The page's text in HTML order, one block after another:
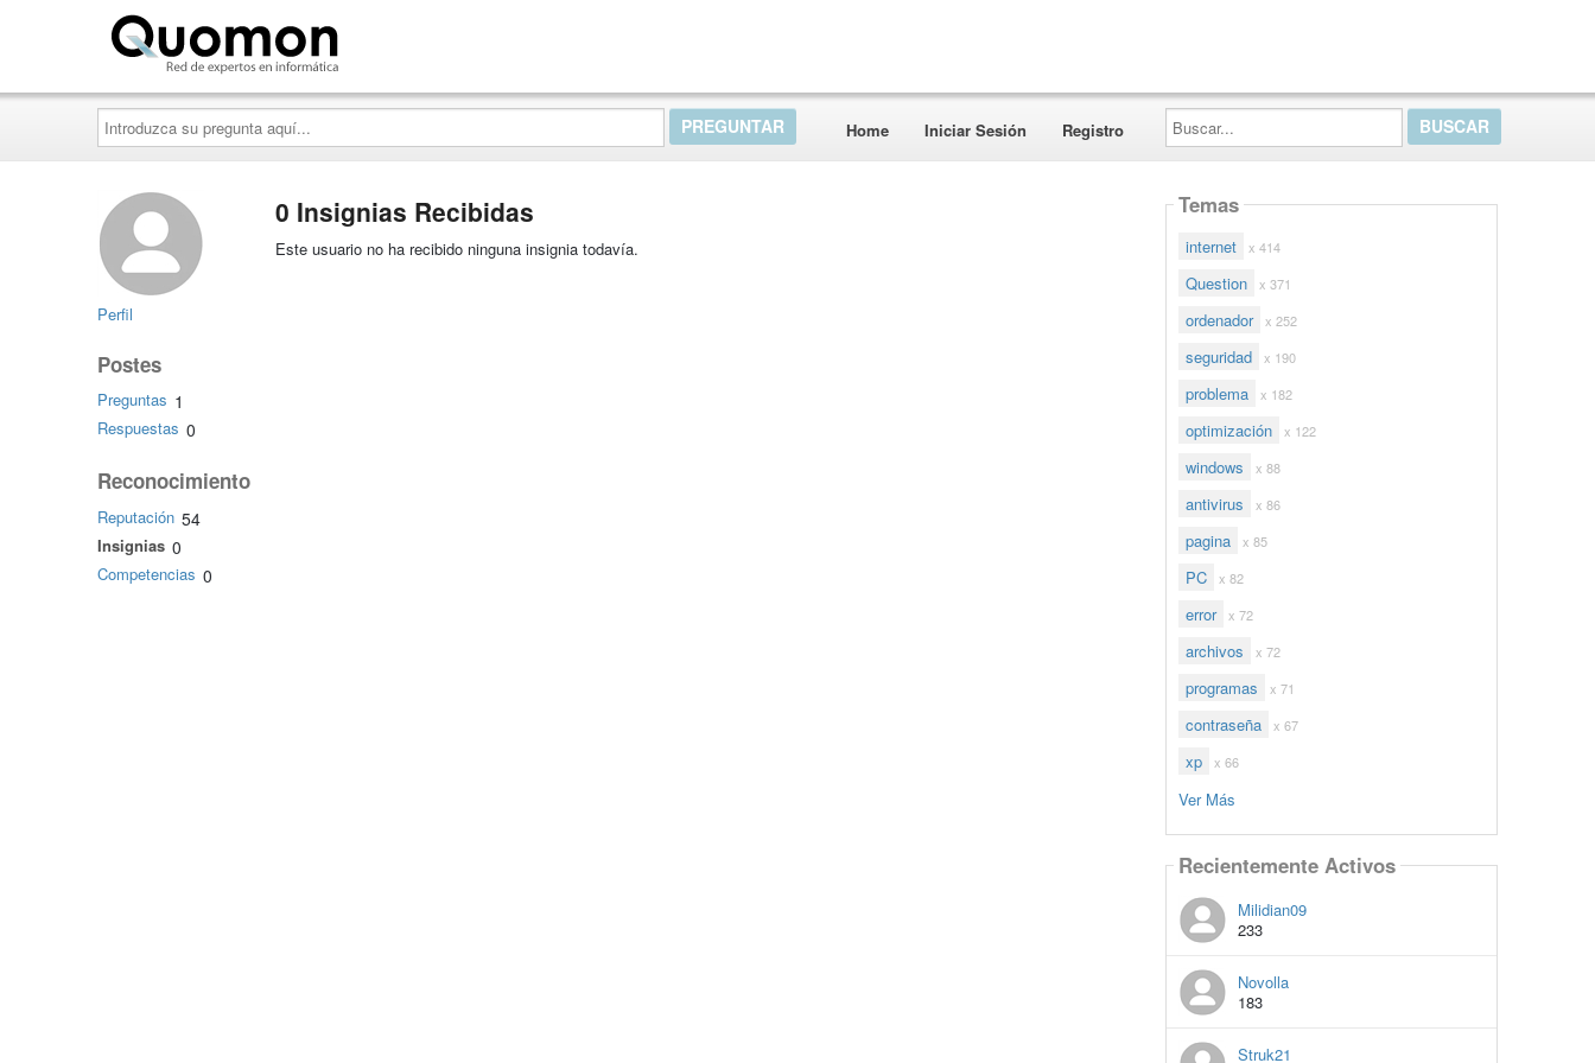
Introduzca
su
pregunta
aquí...
Home Iniciar Sesión Registro
Buscar...
Perfil
Postes
Preguntas 1
Respuestas 0
Reconocimiento
Reputación 54
Insignias 0
Competencias 0
0 Insignias Recibidas
Este usuario no ha recibido ninguna insignia todavía.
Temas
internet x 414
Question x 371
ordenador x 252
seguridad x 190
problema x 182
optimización x 122
windows x 88
antivirus x 86
pagina x 85
PC x 82
error x 72
archivos x 72
programas x 71
contraseña x 67
xp x 66
Ver Más
Recientemente Activos
Milidian09
233
Novolla
183
Struk21